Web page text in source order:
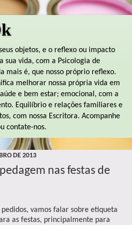
objetos, e o reflexo ou impacto
sua vida, com a Psicologia de
mais é, que nosso próprio reflexo.
melhorar nossa própria vida em
e bem estar; emocional, com a
Equilíbrio e relações familiares e
com nossa Escritora. Acompanhe
contate-nos.
DE 2013
nas festas de
pedidos, vamos falar sobre etiqueta
as festas, principalmente para